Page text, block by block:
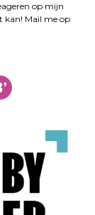
op mijn
kan! Mail me op